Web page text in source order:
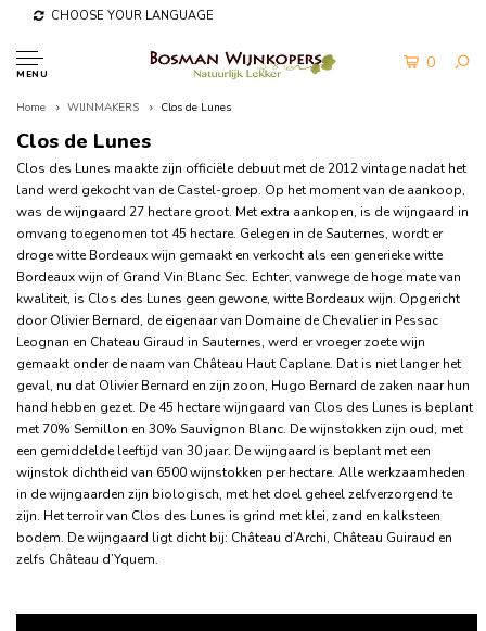
CHOOSE YOUR LANGUAGE
MENU
0
Home WIJNMAKERS Clos de Lunes
Clos de Lunes
Clos des Lunes maakte zijn officiële debuut met de 2012 vintage nadat het
land werd gekocht van de Castel-groep. Op het moment van de aankoop,
was dewijngaard 27 hectare groot. Met extra aankopen, is de wijngaard in
omvang toegenomen tot 45 hectare. Gelegen in de Sauternes, wordt er
droge witteBordeaux wijn gemaakt en verkocht als een generieke witte
Bordeaux wijn of Grand Vin Blanc Sec. Echter, vanwege de hoge mate van
kwaliteit, is Clos des Lunes geen gewone, witte Bordeaux wijn. Opgericht
door Olivier Bernard, de eigenaar van Domaine de Chevalier in Pessac
Leognan en Chateau Giraud in Sauternes, werd er vroeger zoete wijn
gemaakt onder de naam van Château Haut Caplane. Dat is niet langer het
geval, nu dat Olivier Bernard en zijn zoon, Hugo Bernard de zaken naar hun
hand hebben gezet. De 45 hectare wijngaard van Clos des Lunes is beplant
met 70% Semillon en 30% Sauvignon Blanc. Dewijnstokken zijn oud, met
een gemiddelde leeftijd van 30 jaar. De wijngaard is beplant met een
wijnstok dichtheid van 6500 wijnstokken per hectare. Alle werkzaamheden
in de wijngaarden zijn biologisch, met het doel geheelzelfverzorgend te
zijn. Het terroir van Clos des Lunes is grind met klei, zand en kalksteen
bodem. De wijngaard ligt dicht bij: Château d’Archi, Château Guiraud en
zelfs Château d’Yquem.